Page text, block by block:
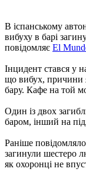
В іспанському
вибуху в барі
повідомляє El
Інцидент стався у
що вибух, причини
бару. Кафе на той
Один із двох
баром, інший на
Раніше
загинули шестеро
як охоронці не